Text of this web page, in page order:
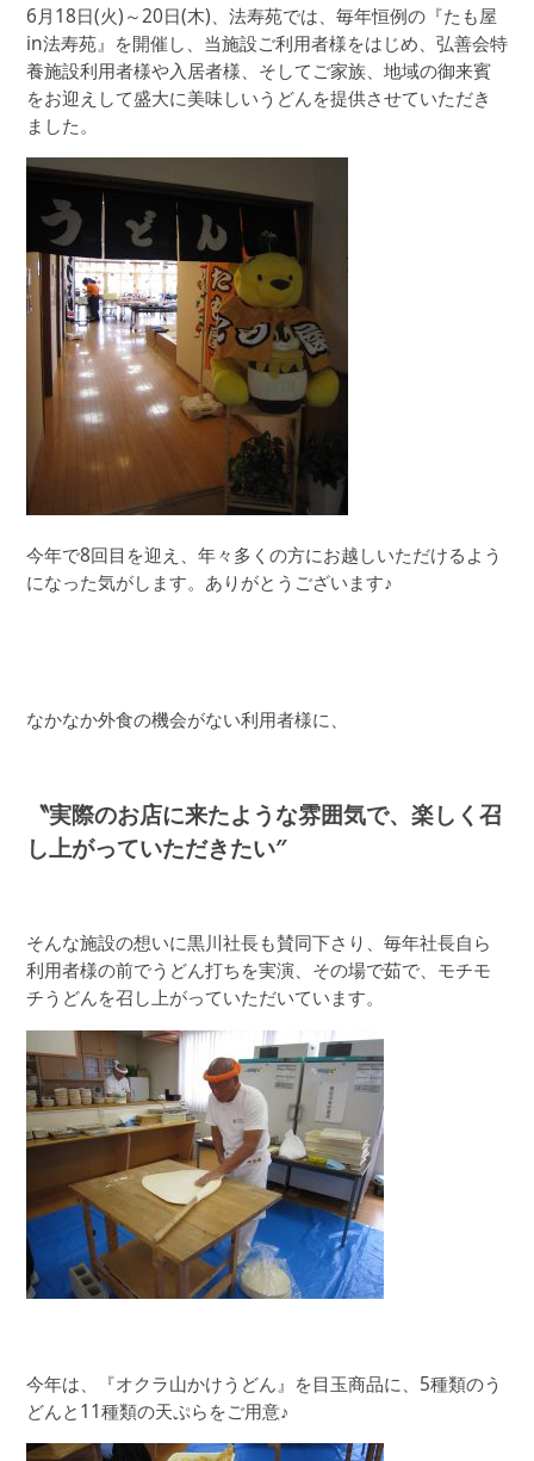
6月18日(火)～20日(木)、法寿苑では、毎年恒例の『たも屋
in法寿苑』を開催し、当施設ご利用者様をはじめ、弘善会特
養施設利用者様や入居者様、そしてご家族、地域の御来賓
をお迎えして盛大に美味しいうどんを提供させていただき
ました。
今年で8回目を迎え、年々多くの方にお越しいただけるよう
になった気がします。ありがとうございます♪
なかなか外食の機会がない利用者様に、
〝実際のお店に来たような雰囲気で、楽しく召
し上がっていただきたい″
そんな施設の想いに黒川社長も賛同下さり、毎年社長自ら
利用者様の前でうどん打ちを実演、その場で茹で、モチモ
チうどんを召し上がっていただいています。
今年は、『オクラ山かけうどん』を目玉商品に、5種類のう
どんと11種類の天ぷらをご用意♪